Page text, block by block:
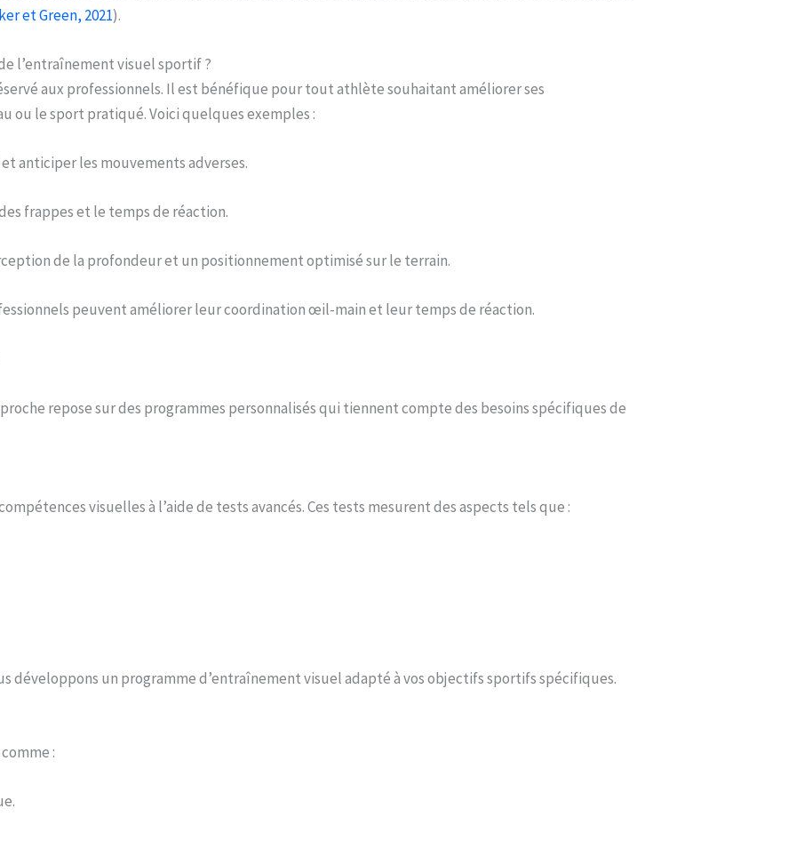
et Green, 2021).
l’entraînement visuel sportif ?
aux professionnels. Il est bénéfique pour tout athlète souhaitant améliorer ses
ou le sport pratiqué. Voici quelques exemples :
anticiper les mouvements adverses.
frappes et le temps de réaction.
de la profondeur et un positionnement optimisé sur le terrain.
peuvent améliorer leur coordination œil-main et leur temps de réaction.
repose sur des programmes personnalisés qui tiennent compte des besoins spécifiques de
visuelles à l’aide de tests avancés. Ces tests mesurent des aspects tels que :
développons un programme d’entraînement visuel adapté à vos objectifs sportifs spécifiques.
: